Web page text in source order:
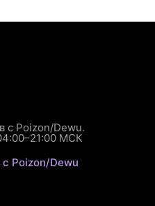
с Poizon/Dewu.
МСК
Poizon/Dewu